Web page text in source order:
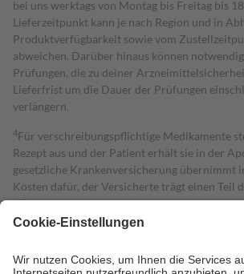
bei uns werktags von Montag bis Freitag bis
Lieferzeitpunkt kann je nach Region und in
Produktverfügbarkeit sowie vom
abweichen. Darüber hinaus können
Prüfungen, die zu deiner
Lieferfrist um die Dauer der Prüfungen
verlängern.
4Für verschreibungspflichtige Medikamente
Rezept aus und der Patient erhält sie in der
gesetzliche Krankenversicherung übernimmt
Kosten dafür, der Versicherte trägt einen Teil
mit.
Grundsätzlich leisten Mitglieder Zuzahlungen
höchstens zehn Euro.
Es sind jedoch nie mehr
Kosten der Leistung zu entrichten.